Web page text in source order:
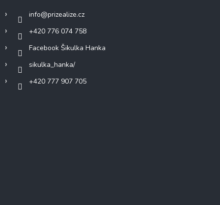
info@prizealize.cz
+420 776 074 758
Facebook Šikulka Hanka
sikulka_hanka/
+420 777 907 705